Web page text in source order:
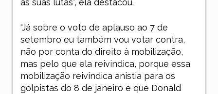
às suas lutas”, ela destacou.
“Já sobre o voto de aplauso ao 7 de
setembro eu também vou votar contra,
não por conta do direito à mobilização,
mas pelo que ela reivindica, porque essa
mobilização reivindica anistia para os
golpistas do 8 de janeiro e que Donald